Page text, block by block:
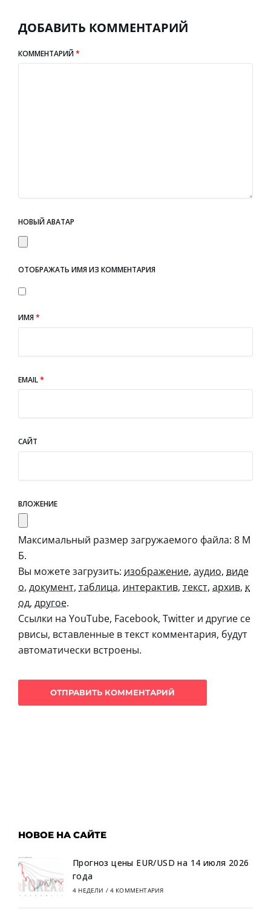
ДОБАВИТЬ КОММЕНТАРИЙ
КОММЕНТАРИЙ*
НОВЫЙ АВАТАР
ОТОБРАЖАТЬ ИМЯ ИЗ КОММЕНТАРИЯ
ИМЯ*
EMAIL*
САЙТ
ВЛОЖЕНИЕ
Максимальный размер загружаемого файла: 8 М
Б.
Вы можете загрузить: изображение, аудио, виде
о, документ, таблица, интерактив, текст, архив, к
од, другое.
Ссылки на YouTube, Facebook, Twitter и другие се
рвисы, вставленные в текст комментария, будут
автоматически встроены.
НОВОЕ НА САЙТЕ
Прогноз цены EUR/USD на 14 июля 2026
года
4 НЕДЕЛИ / 4 КОММЕНТАРИЯ